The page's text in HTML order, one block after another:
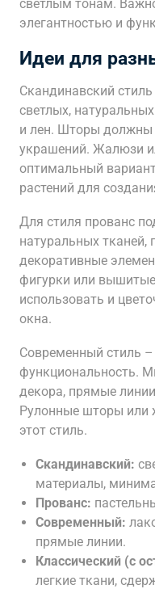
светлым тонам.
элегантностью и
Идеи для
Скандинавский
светлых,
и лен. Шторы должны
украшений. Жалюзи
оптимальный
растений для
Для стиля прованс
натуральных тканей,
декоративные
фигурки или
использовать и
окна.
Современный стиль –
функциональность.
декора, прямые
Рулонные шторы или
этот стиль.
Скандинавский:
материалы,
Прованс:
Современный:
прямые линии.
Классический (с
легкие ткани,